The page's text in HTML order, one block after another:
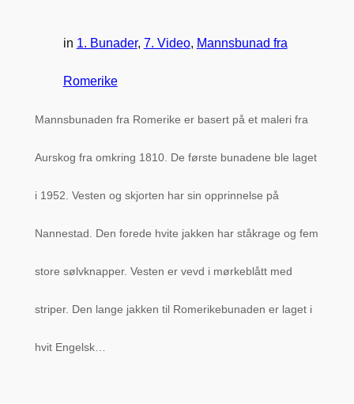
in 1. Bunader, 7. Video, Mannsbunad fra
Romerike
Mannsbunaden fra Romerike er basert på et maleri fra
Aurskog fra omkring 1810. De første bunadene ble laget
i 1952. Vesten og skjorten har sin opprinnelse på
Nannestad. Den forede hvite jakken har ståkrage og fem
store sølvknapper. Vesten er vevd i mørkeblått med
striper. Den lange jakken til Romerikebunaden er laget i
hvit Engelsk…